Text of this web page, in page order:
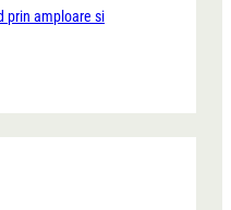
prin amploare si